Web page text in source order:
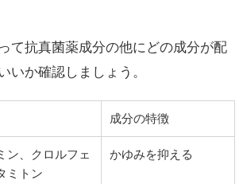
て抗真菌薬成分の他にどの成分が配
いか確認しましょう。
成分の特徴
ン、クロルフェ
ミトン
かゆみを抑える